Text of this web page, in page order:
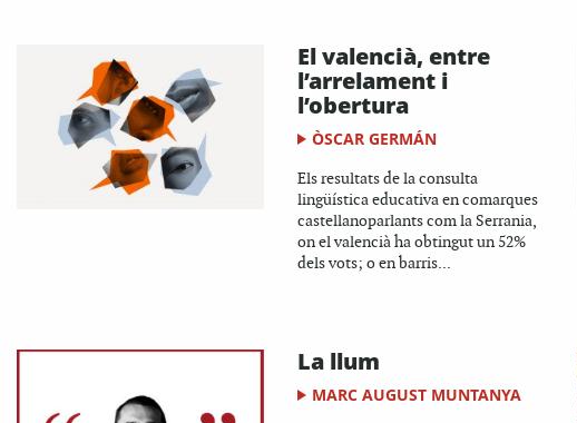
El valencià, entre
l’arrelament i
l’obertura
ÒSCAR GERMÁN
Els resultats de la consulta
lingüística educativa en comarques
castellanoparlants com la Serrania,
on el valencià ha obtingut un 52%
dels vots; o en barris...
La llum
MARC AUGUST MUNTANYA